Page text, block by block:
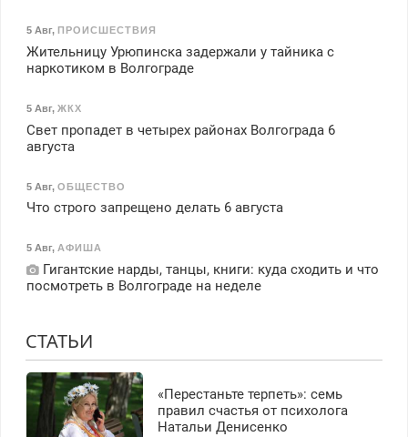
5 Авг, ПРОИСШЕСТВИЯ
Жительницу Урюпинска задержали у тайника с
наркотиком в Волгограде
5 Авг, ЖКХ
Свет пропадет в четырех районах Волгограда 6
августа
5 Авг, ОБЩЕСТВО
Что строго запрещено делать 6 августа
5 Авг, АФИША
Гигантские нарды, танцы, книги: куда сходить и что
посмотреть в Волгограде на неделе
СТАТЬИ
«Перестаньте терпеть»: семь
правил счастья от психолога
Натальи Денисенко